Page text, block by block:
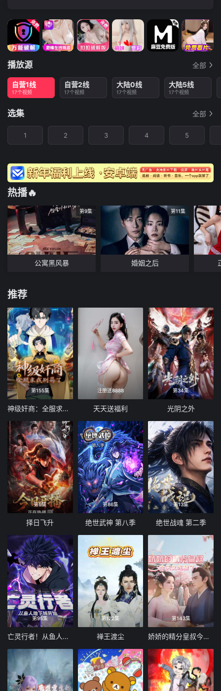
播放源 全部
自营1线
17个视频
自营2线
17个视频
大陆0线
17个视频
大陆5线
17个视频
选集 全部
1 2 3 4 5
热播🔥
第9集
公寓黑风暴
第11集
婚姻之后
推荐
第155集
神级奸商：全服求我别薅了 动态漫画
注册送8888
天天送福利
第34集
光阴之外
第6集
择日飞升
第86集
绝世武神 第八季
第13集
绝世战魂 第二季
第95集
亡灵行者！从鱼人地下城开始 动态漫画
第122集
禅王渡尘
第143集
娇娇的精分皇叔今天又吃醋了